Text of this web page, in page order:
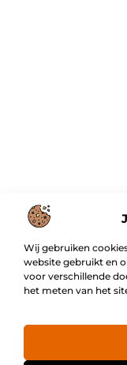
Wij gebruiken
website gebruikt en
voor verschillende
het meten van het